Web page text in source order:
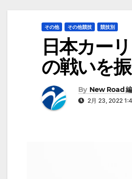
その他 その他競技 競技別
日本カー
の戦いを
By New Road
2月 23, 2022